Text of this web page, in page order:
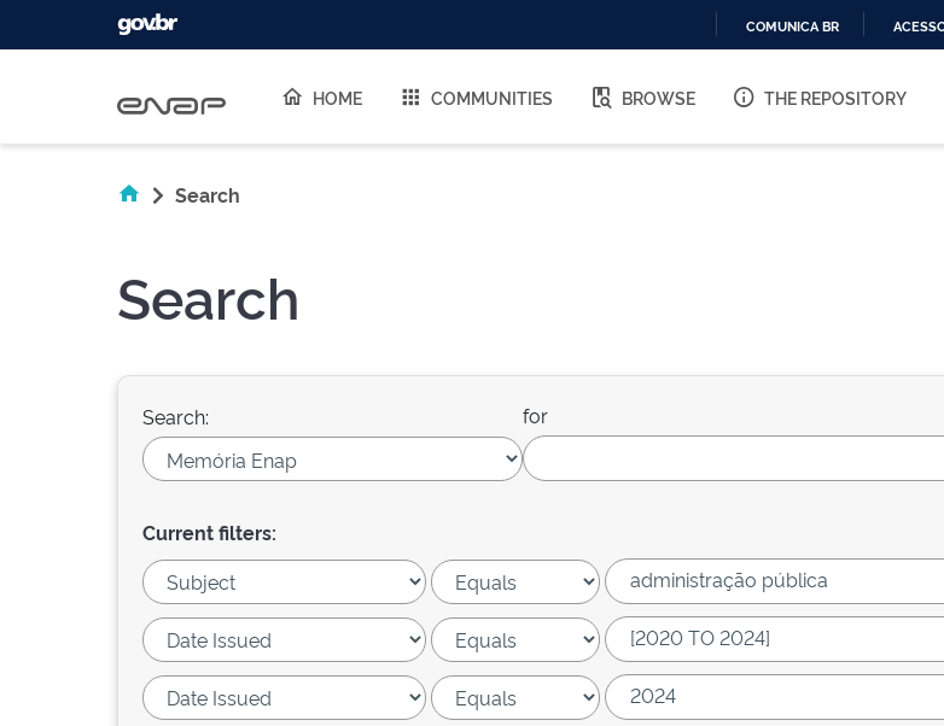
O
COMUNICA BR
HOME COMMUNITIES BROWSE THE REPOSITORY
Search
Search
Search: for
Current filters: